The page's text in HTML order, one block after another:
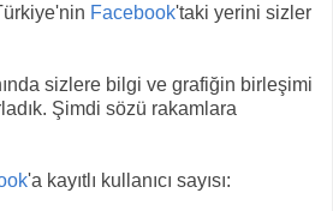
Facebook'taki yerini sizler
sizlere bilgi ve grafiğin birleşimi
Şimdi sözü rakamlara
'a kayıtlı kullanıcı sayısı: